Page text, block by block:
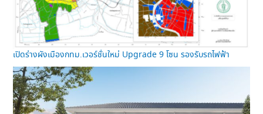
เปิดร่างผังเมืองกทม.เวอร์ชั่นใหม่ Upgrade 9 โซน รองรับรถไฟฟ้า